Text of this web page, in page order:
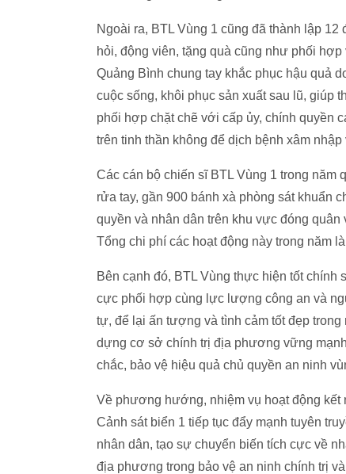
Ngoài ra, BTL Vùng 1 cũng đã thành lập
hỏi, động viên, tặng quà cũng như phối
Quảng Bình chung tay khắc phục hậu quả
cuộc sống, khôi phục sản xuất sau lũ, giúp
phối hợp chặt chẽ với cấp ủy, chính quyền
trên tinh thần không để dịch bệnh xâm
Các cán bộ chiến sĩ BTL Vùng 1 trong năm
rửa tay, gần 900 bánh xà phòng sát khuẩn
quyền và nhân dân trên khu vực đóng
Tổng chi phí các hoạt động này trong năm
Bên cạnh đó, BTL Vùng thực hiện tốt
cực phối hợp cùng lực lượng công an và
tự, để lại ấn tượng và tình cảm tốt đẹp
dựng cơ sở chính trị địa phương vững
chắc, bảo vệ hiệu quả chủ quyền an ninh
Về phương hướng, nhiệm vụ hoạt động
Cảnh sát biển 1 tiếp tục đẩy mạnh tuyên
nhân dân, tạo sự chuyển biến tích cực về
địa phương trong bảo vệ an ninh chính trị